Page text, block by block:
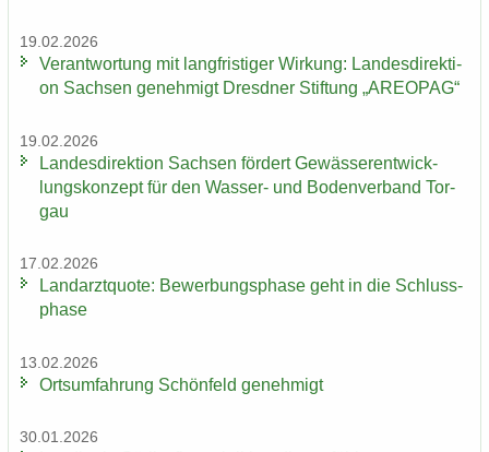
19.02.2026
Ver­ant­wor­tung mit lang­fris­ti­ger Wir­kung: Lan­des­di­rek­ti­
on Sach­sen ge­neh­migt Dresd­ner Stif­tung „AREO­PAG“
19.02.2026
Lan­des­di­rek­ti­on Sach­sen för­dert Ge­wäs­ser­ent­wick­
lungs­kon­zept für den Wasser-​ und Bo­den­ver­band Tor­
gau
17.02.2026
Land­arzt­quo­te: Be­wer­bungs­pha­se geht in die Schluss­
pha­se
13.02.2026
Orts­um­fah­rung Schön­feld ge­neh­migt
30.01.2026